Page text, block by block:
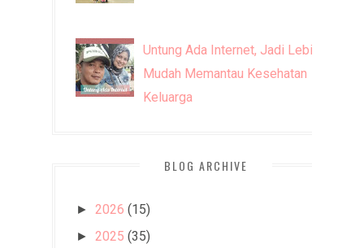
Untung Ada Internet, Jadi Lebih
Mudah Memantau Kesehatan
Keluarga
BLOG ARCHIVE
► 2026 (15)
► 2025 (35)